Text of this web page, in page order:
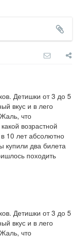
Детишки от 3 до 5
вкус и в лего
что
возрастной
10 лет абсолютно
купили два билета
походить
Детишки от 3 до 5
вкус и в лего
что